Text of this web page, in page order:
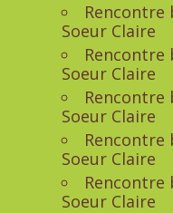
Rencontre
Soeur Claire
Rencontre
Soeur Claire
Rencontre
Soeur Claire
Rencontre
Soeur Claire
Rencontre
Soeur Claire